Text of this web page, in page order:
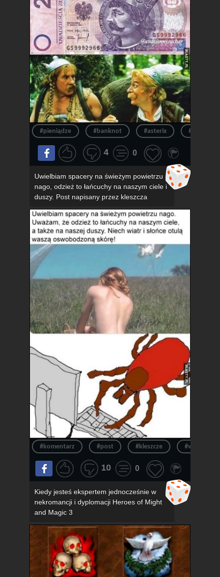
#pieniądze #banknot #asterix #pieniądz
4 0
Uwielbiam spacery na świeżym powietrzu
nago, odzież to łańcuchy na naszym ciele i
duszy. Post napisany przez kleszcza
#komentarz #post #kleszcze #wpis
10 0
Kiedy jesteś ekspertem jednocześnie w
nekromancji i dyplomacji Heroes of Might
and Magic 3